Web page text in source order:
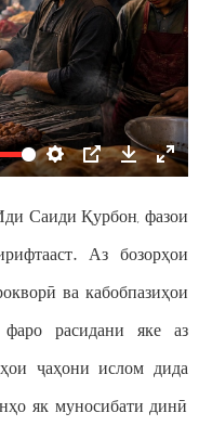
Settings
PIP Download
Саиди Қурбон, фазои
Аз бозорҳои
ва кабобпазиҳои
расидани яке аз
ҷаҳони ислом дида
як муносибати динӣ